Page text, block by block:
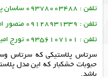
تلفن : 09378003488 ساسان پرتو
تلفن : 09128931339 منصور امین فر
تلفن : 09356107101 تورج امین فر
سرتاس پلاستیکی که سرتاس
حبوبات خشکبار که این مدل
باشد.